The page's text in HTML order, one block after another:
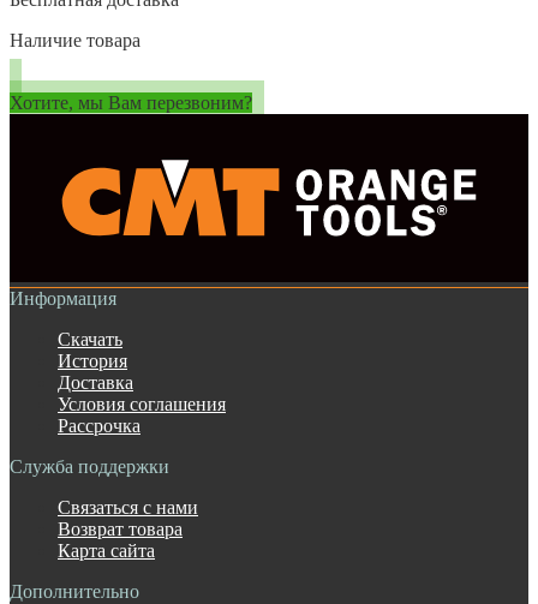
Наличие товара
Хотите, мы Вам перезвоним?
Информация
Скачать
История
Доставка
Условия соглашения
Рассрочка
Служба поддержки
Связаться с нами
Возврат товара
Карта сайта
Дополнительно